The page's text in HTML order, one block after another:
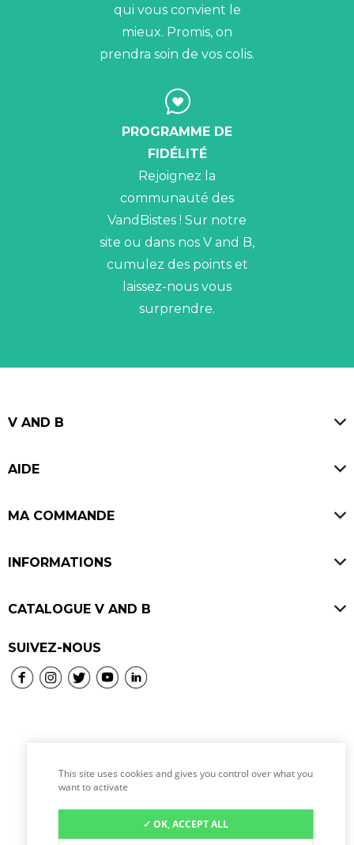
qui vous convient le
mieux. Promis, on
prendra soin de vos colis.
PROGRAMME DE
FIDÉLITÉ
Rejoignez la
communauté des
VandBistes ! Sur notre
site ou dans nos V and B,
cumulez des points et
laissez-nous vous
surprendre.
V AND B
Offres d'emploi
AIDE
MA COMMANDE
SAV & Retours
INFORMATIONS
CGV
Politique de confidentialité
CATALOGUE V AND B
Bières
Vins
Location de tireuse à bière
SUIVEZ-NOUS
L’abus d’alcool est dangereux pour la santé, à
consommer avec modération.
This site uses cookies and gives you control over what you
want to activate
✓ OK, ACCEPT ALL